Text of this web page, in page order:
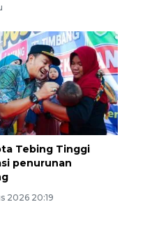
Tebing Tinggi
penurunan
2026 20:19
II-2026